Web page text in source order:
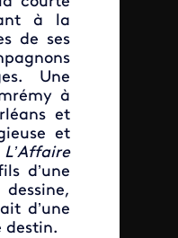
à la
de ses
Une
à
et
et
L’Affaire
d’une
d’une
destin.